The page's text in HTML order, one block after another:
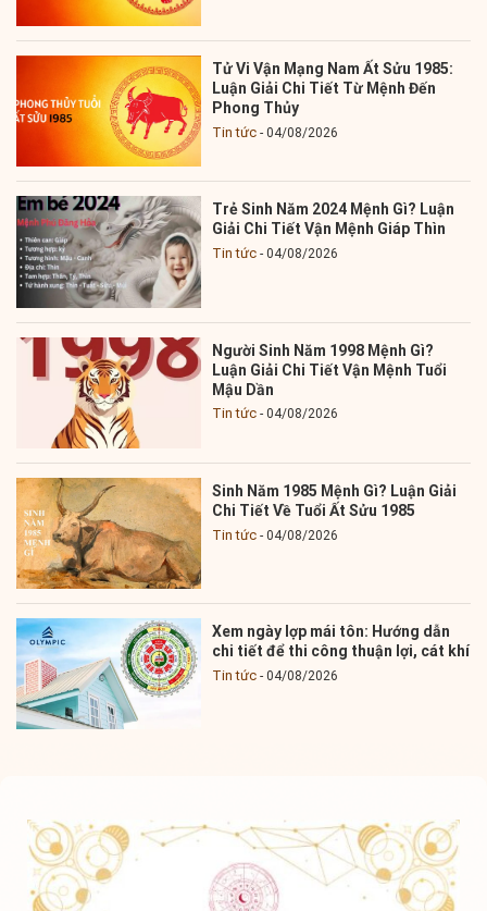
Tử Vi Vận Mạng Nam Ất Sửu 1985:
Luận Giải Chi Tiết Từ Mệnh Đến
Phong Thủy
Tin tức 04/08/2026
Trẻ Sinh Năm 2024 Mệnh Gì? Luận
Giải Chi Tiết Vận Mệnh Giáp Thìn
Tin tức 04/08/2026
Người Sinh Năm 1998 Mệnh Gì?
Luận Giải Chi Tiết Vận Mệnh Tuổi
Mậu Dần
Tin tức 04/08/2026
Sinh Năm 1985 Mệnh Gì? Luận Giải
Chi Tiết Về Tuổi Ất Sửu 1985
Tin tức 04/08/2026
Xem ngày lợp mái tôn: Hướng dẫn
chi tiết để thi công thuận lợi, cát khí
Tin tức 04/08/2026